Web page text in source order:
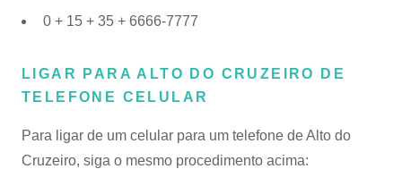
0 + 15 + 35 + 6666-7777
LIGAR PARA ALTO DO CRUZEIRO DE
TELEFONE CELULAR
Para ligar de um celular para um telefone de Alto do
Cruzeiro, siga o mesmo procedimento acima: